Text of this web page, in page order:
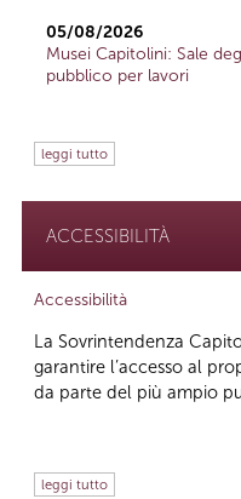
05/08/2026
Musei Capitolini: Sale
pubblico per lavori
leggi tutto
ACCESSIBILITÀ
Accessibilità
La Sovrintendenza
garantire l’accesso al
da parte del più ampio
leggi tutto